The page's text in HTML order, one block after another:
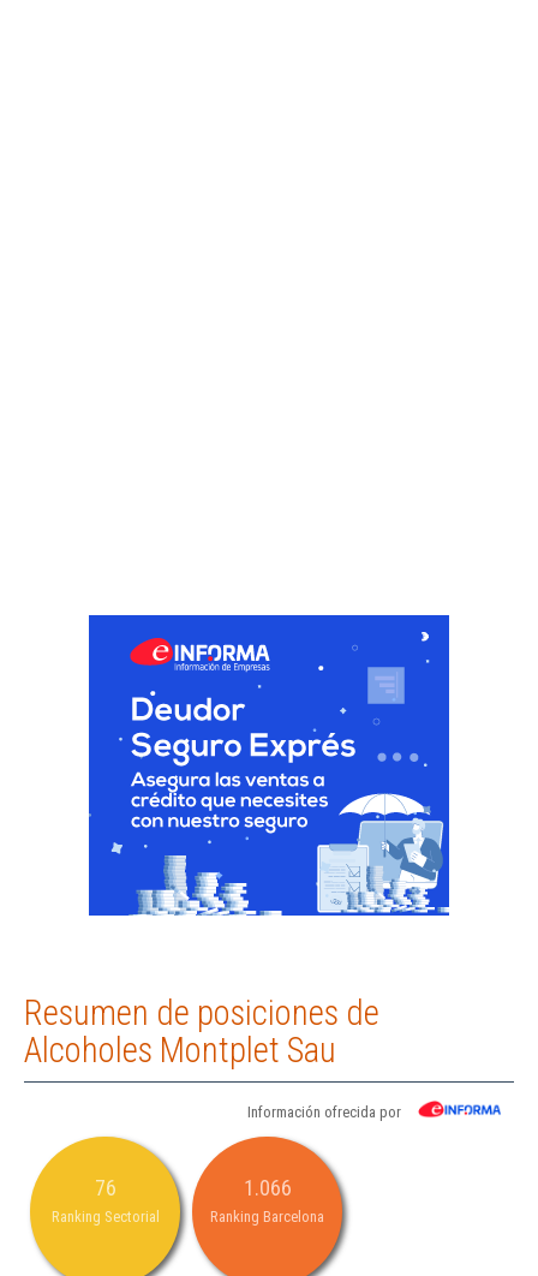
Resumen de posiciones de
Alcoholes Montplet Sau
Información ofrecida por
76
Ranking Sectorial
1.066
Ranking Barcelona